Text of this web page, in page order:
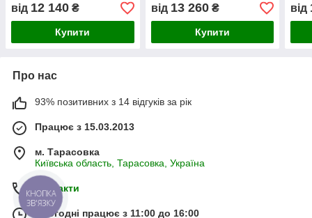
від 12 140 ₴
Купити
від 13 260₴
Купити
від
Про нас
93% позитивних з 14 відгуків за рік
Працює з 15.03.2013
м. Тарасовка
Київська область, Тарасовка, Україна
Контакти
Сьогодні працює з 11:00 до 16:00
КНОПКА
ЗВ'ЯЗКУ